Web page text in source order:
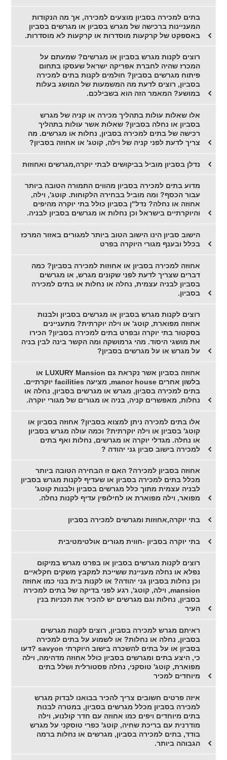
בתים למכירה בסביון מוצעים למכירה, אך מה הנקודות
המעניינות ברכישה של מגרש בסביון או מגרשים בסביון
באספקט של קרקעות מוסדרות או קרקעות לא מוסדרות.
רוצים לקנות מגרש בסביון או מגרשים? שמעתם על
המכרז שהיה לחברת אפריקה ישראל שעסקו בתחום
פיתוח מגרשים בסביון? חולמים לקנות בתים למכירה
בסביון, רוצים לדעת מה המשמעות של המושג בעלות
במושע? המאמר הזה הוא בשבילכם.
אלו שאלות עולות בתהליך מכירה או קניה של מגרש
בסביון או נחלה בסביון? שאלות אשר עולות בתהליך
רכישה של בתים למכירה בסביון, נחלות או מגרשים. מה
צריך לדעת לפני קניה של וילה, קוטג' או אחוזה בסביון?
נדלן בסביון מוביל בביקושים לבתי יוקרה,מגרשים ואחוזות
מדוע בתים למכירה בסביון מהווים התמורה הטובה ביותר
עבור הכסף? ומה מוביל בבחירה הלקוחות. קוטג', וילה,
אחוזה או נחלה? נדל"ן בסביון כולל בתי יוקרה מהיפים
והיוקרתיים בישראל וכן נחלות או מגרשים בסביון לבניה.
הישוב סביון הינו הישוב הטוב ביותר למגורים באזור המרכז
בכלל ובענף מגורי היוקרה בפרט
אחוזה למכירה בסביון או אחוזות למכירה בסביון? כמה
דברים שצריך לדעת לפני שקונים מגרש, או מגרשים
בסביון לבניה עצמית, נחלה או נחלות או בתים למכירה
בסביון.
רוצים לקנות מגרש בסביון או מגרשים בסביון ולבנות
אחוזה מפוארת, קוטג' או וילה יוקרתית? מתעניינים
בסקטור בתי יוקרה ובפרט בתים למכירה בסביון? הכירו
את מושגי היסוד. מהי גרמושקה ומה הקשר בינה לבין בניה
על מגרש או על מגרשים בסביון?
אחוזה בסביון אשר נקראת גם LUXURY Mansion או
בלשון אחרים manor house, מציעה facilities יוקרתיים.
בתים למכירה בסביון, מגרש או מגרשים בסביון, נחלה או
נחלות, מאפשרים קניה, בניה או מגורים של מגורי יוקרה.
אלו בתים למכירה ניתן למצוא בסביון? אחוזה בסביון או
קוטג' בסביון או וילה יוקרתית? וכמה עולה מגרש בסביון
או נחלה. מגדלי יוקרה או מגרשים, נחלות ואף בתים
למכירה בישוב סביון גני יהודה ?
אחוזה בסביון למכירה? האם זו הבחירה הטובה ביותר
מכלל בתים למכירה בסביון או שעדיף לקנות מגרש בסביון
לבניה עצמית מתוך כלל מגרשים בסביון ולבנות קוטג'
מפואר, וילה מפוארת או לחילופין עדיף לקנות נחלה.
בתי יוקרה,אחוזות ומגרשים למכירה בסביון
בתי יוקרה בסביון -חווית מגורים אולטימטיבית
רוצים לקנות מגרשים בסביון או בפרט מגרש במיקום
נפלא או נחלה מעניינת ששייכת למקבץ משקים חקלאיים
וכן נחלות בסביון גני יהודה? או לקנות בית בנוי כמו אחוזה
mansion, וילה, קוטג', רגע לפני בדיקה של בתים למכירה
בסביון, נחלות וגם מגרשים יש להכיר את תכניות בנין
העיר
ראיתם מגרש למכירה בסביון, רוצים לקנות מגרשים
בסביון, נחלה או נחלות? או לשמוע על בתים למכירה
בסביון או על בתים להשכרה בישוב היוקרתי savyon ?דעו
כי, היצע בתים ומגרשים בסביון כולל אחוזה מדהימה, וילה
מפוארת, קוטג' טוסקני, נחלה פסטורלית ושלל בתים
מיוחדים למכיר
איזה פרטים חשובים צריך להכיר בבואנו לבדוק מגרש
למכירה בסביון מכלל מגרשים בסביון, במטרה לבנות
בתים מיוחדים ויפים כמו אחוזה עם חדר קולנוע, וילה
מודרנית עם בריכת שחיה, קוטג' כפרי טוסקני על מגרש
בודד, בתים למכירה בסביון, מגרשים או נחלות ברמה
הגבוהה ביותר.